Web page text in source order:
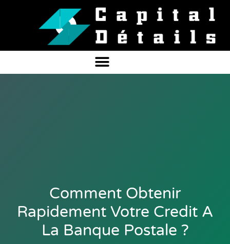
Comment Obtenir
Rapidement Votre Credit A
La Banque Postale ?